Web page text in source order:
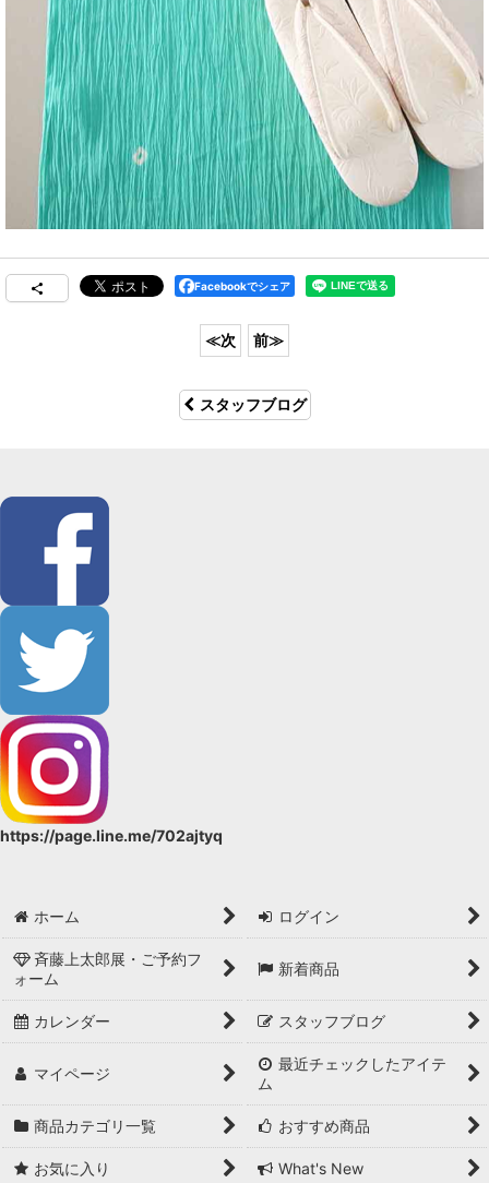
Facebookでシェア
スタッフブログ
https://page.line.me/702ajtyq
ホーム ログイン
斉藤上太郎展・ご予約フ
ォーム
新着商品
カレンダー スタッフブログ
マイページ
最近チェックしたアイテ
ム
商品カテゴリ一覧 おすすめ商品
お気に入り What's New